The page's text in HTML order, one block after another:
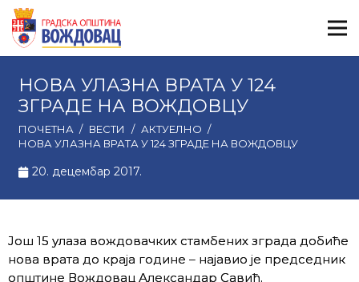
НОВА УЛАЗНА ВРАТА У 124
ЗГРАДЕ НА ВОЖДОВЦУ
ПОЧЕТНА / ВЕСТИ / АКТУЕЛНО /
НОВА УЛАЗНА ВРАТА У 124 ЗГРАДЕ НА ВОЖДОВЦУ
20. децембар 2017.
Још 15 улаза вождовачких стамбених зграда добиће
нова врата до краја године – најавио је председник
општине Вождовац Александар Савић.